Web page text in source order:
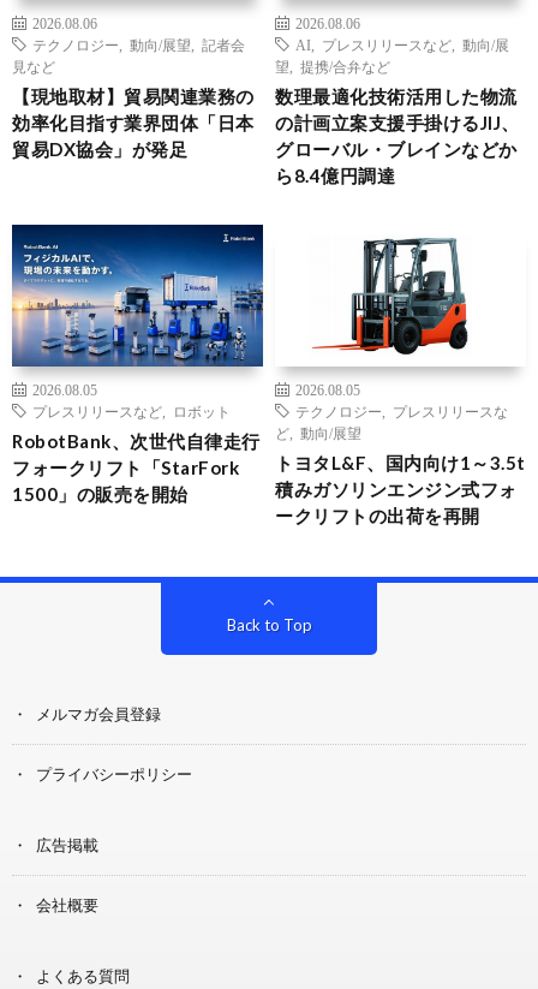
2026.08.06
テクノロジー
動向/展望
記者会
見など
【現地取材】貿易関連業務の
効率化目指す業界団体「日本
貿易DX協会」が発足
2026.08.06
AI
プレスリリースなど
動向/展
望
提携/合弁など
数理最適化技術活用した物流
の計画立案支援手掛けるJIJ、
グローバル・ブレインなどか
ら8.4億円調達
2026.08.05
プレスリリースなど
ロボット
RobotBank、次世代自律走行
フォークリフト「StarFork
1500」の販売を開始
2026.08.05
テクノロジー
プレスリリースな
ど
動向/展望
トヨタL&F、国内向け1～3.5t
積みガソリンエンジン式フォ
ークリフトの出荷を再開
Back to Top
メルマガ会員登録
プライバシーポリシー
広告掲載
会社概要
よくある質問